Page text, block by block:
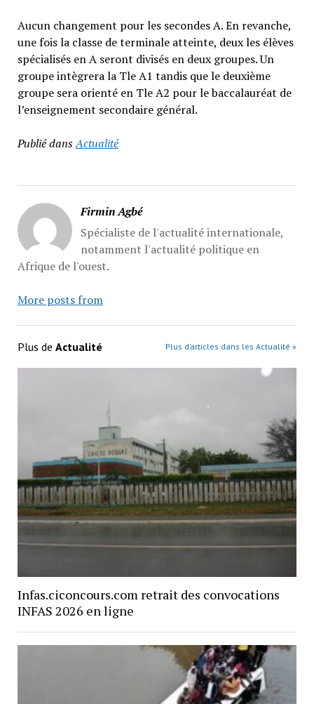
Aucun changement pour les secondes A. En revanche,
une fois la classe de terminale atteinte, deux les élèves
spécialisés en A seront divisés en deux groupes. Un
groupe intègrera la Tle A1 tandis que le deuxième
groupe sera orienté en Tle A2 pour le baccalauréat de
l’enseignement secondaire général.
Publié dansActualité
Firmin Agbé
Spécialiste de l'actualité internationale,
notamment l'actualité politique en
Afrique de l'ouest.
More posts from
Plus de Actualité Plus d’articles dans les Actualité »
Infas.ciconcours.com retrait des convocations
INFAS 2026 en ligne